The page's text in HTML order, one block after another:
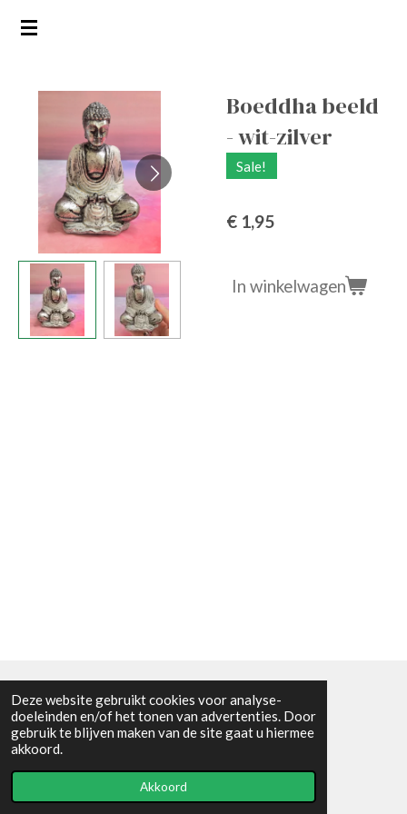
Deze website gebruikt cookies voor analyse-
doeleinden en/of het tonen van advertenties. Door
gebruik te blijven maken van de site gaat u hiermee
akkoord.
Akkoord
Ga
hoofdinhoud
Boeddha beeld
- wit-zilver
Sale!
€ 1,95
In winkelwagen
Algemene voorwaarden
© 2021 - RC en mineralenshop Het vlinderpad